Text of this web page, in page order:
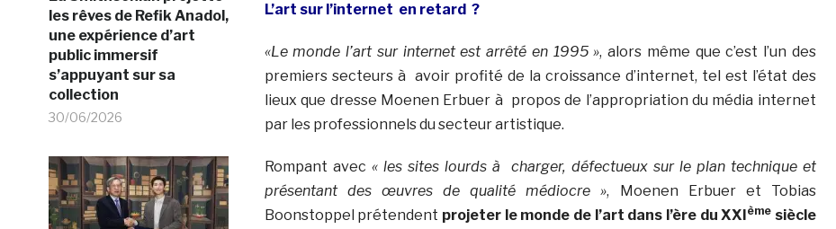
les rêves de Refik Anadol,
une expérience d’art
public immersif
s’appuyant sur sa
collection
30/06/2026
L’art sur l’internet en retard ?
«Le monde l’art sur internet est arrêté en 1995 », alors même que c’est l’un des
premiers secteurs à avoir profité de la croissance d’internet, tel est l’état des
lieux que dresse Moenen Erbuer à propos de l’appropriation du média internet
par les professionnels du secteur artistique.
Rompant avec « les sites lourds à charger, défectueux sur le plan technique et
présentant des œuvres de qualité médiocre », Moenen Erbuer et Tobias
Boonstoppel prétendent projeter le monde de l’art dans l’ère du XXIème siècle